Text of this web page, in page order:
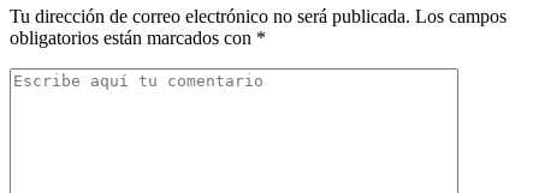
Tu dirección de correo electrónico no será publicada. Los campos
obligatorios están marcados con *